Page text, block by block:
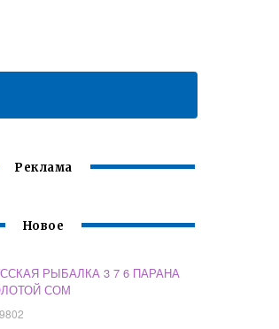
Реклама
Новое
РЫБАЛКА 3 7 6 ПАРАНА
СОМ